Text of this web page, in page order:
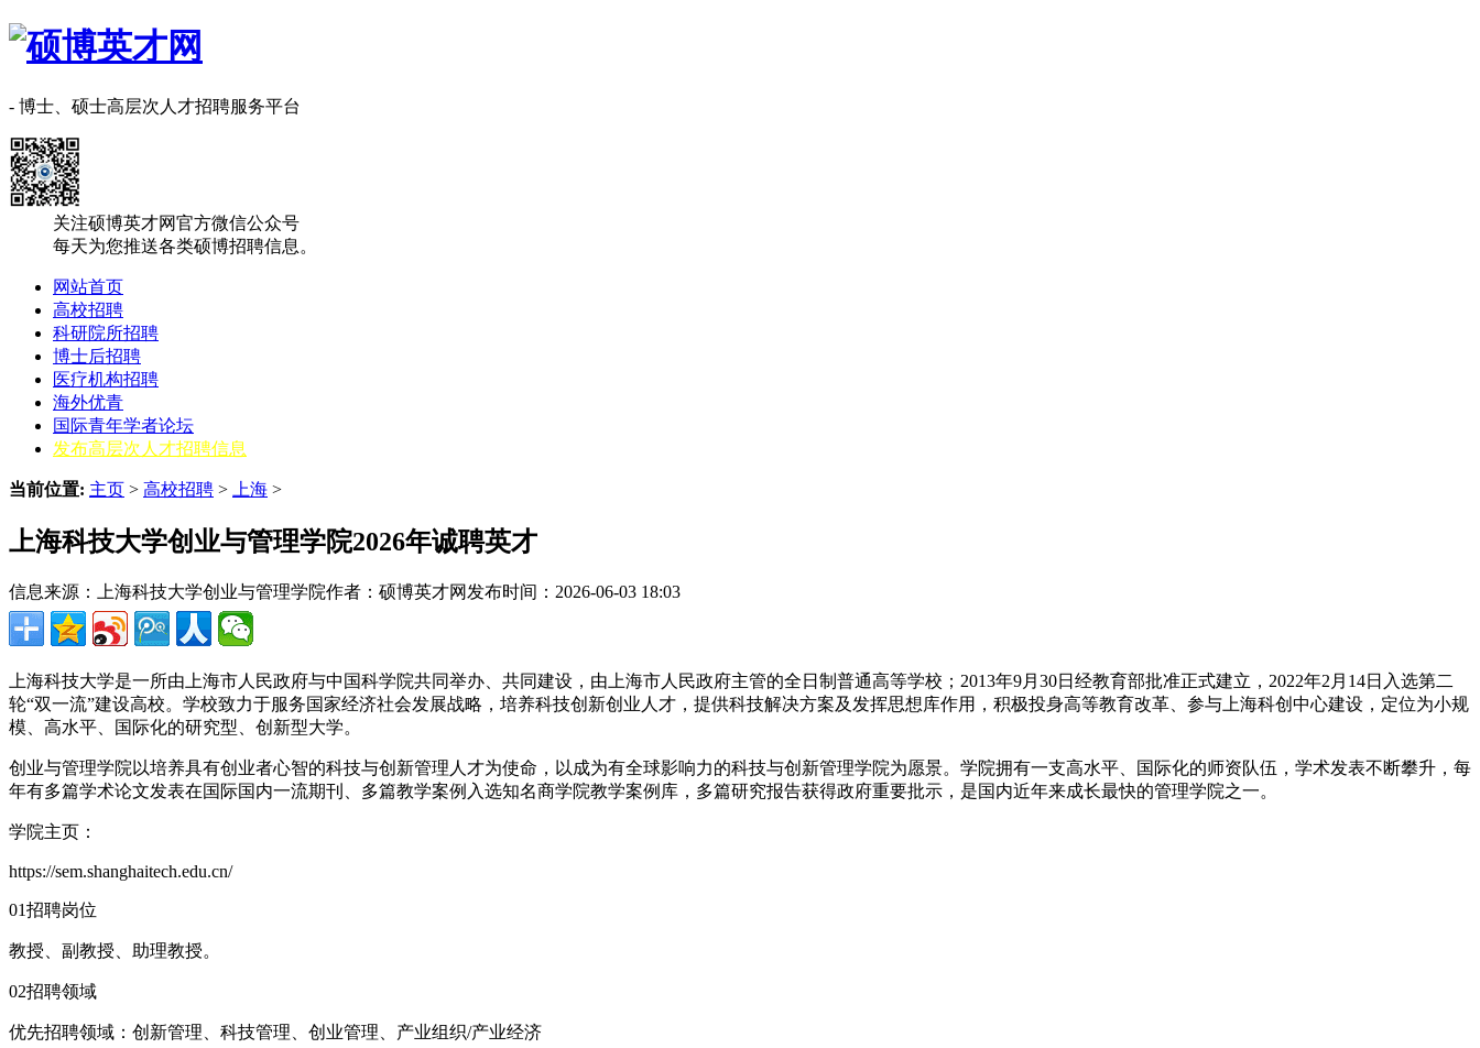
- 博士、硕士高层次人才招聘服务平台
关注硕博英才网官方微信公众号
每天为您推送各类硕博招聘信息。
网站首页
高校招聘
科研院所招聘
博士后招聘
医疗机构招聘
海外优青
国际青年学者论坛
发布高层次人才招聘信息
当前位置: 主页 > 高校招聘 > 上海 >
上海科技大学创业与管理学院2026年诚聘英才
信息来源：上海科技大学创业与管理学院作者：硕博英才网 发布时间：2026-06-03 18:03
上海科技大学是一所由上海市人民政府与中国科学院共同举办、共同建设，由上海市人民政府主管的全日制普通高等学校；2013年9月30日经教育部批准正式建立，2022年2月14日入选第二
轮“双一流”建设高校。学校致力于服务国家经济社会发展战略，培养科技创新创业人才，提供科技解决方案及发挥思想库作用，积极投身高等教育改革、参与上海科创中心建设，定位为小规
模、高水平、国际化的研究型、创新型大学。
创业与管理学院以培养具有创业者心智的科技与创新管理人才为使命，以成为有全球影响力的科技与创新管理学院为愿景。学院拥有一支高水平、国际化的师资队伍，学术发表不断攀升，每
年有多篇学术论文发表在国际国内一流期刊、多篇教学案例入选知名商学院教学案例库，多篇研究报告获得政府重要批示，是国内近年来成长最快的管理学院之一。
学院主页：
https://sem.shanghaitech.edu.cn/
01招聘岗位
教授、副教授、助理教授。
02招聘领域
优先招聘领域：创新管理、科技管理、创业管理、产业组织/产业经济